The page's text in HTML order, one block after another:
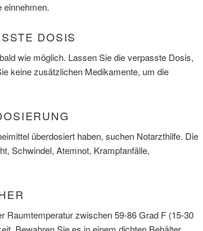
einnehmen.
DOSIS
wie möglich. Lassen Sie die verpasste Dosis,
keine zusätzlichen Medikamente, um die
überdosiert haben, suchen Notarzthilfe. Die
Schwindel, Atemnot, Krampfanfälle,
Raumtemperatur zwischen 59-86 Grad F (15-30